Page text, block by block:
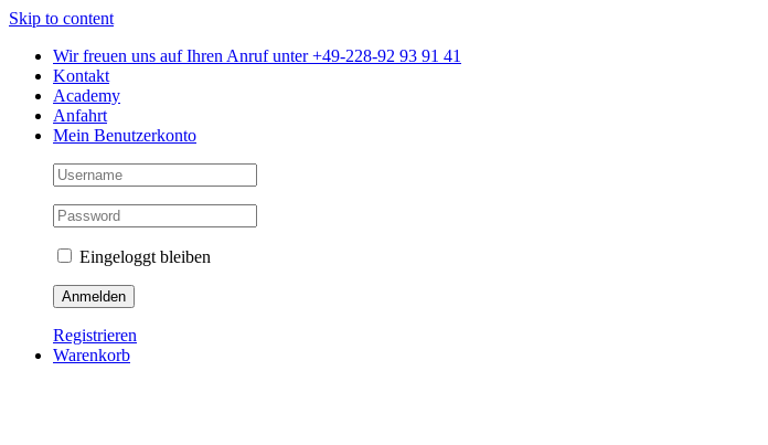
Skip to content
Wir freuen uns auf Ihren Anruf unter +49-228-92 93 91 41
Kontakt
Academy
Anfahrt
Mein Benutzerkonto
Eingeloggt bleiben
Registrieren
Warenkorb